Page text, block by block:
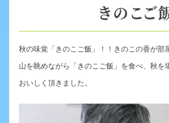
きのこご
秋の味覚「きのこご飯」！！きのこの香が部
山を眺めながら「きのこご飯」を食べ、秋を
おいしく頂きました。